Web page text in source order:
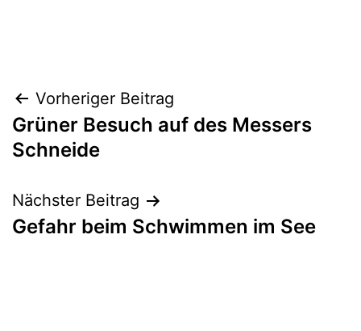
Beitragsnavigation
Vorheriger Beitrag
Grüner Besuch auf des Messers
Schneide
Nächster Beitrag
Gefahr beim Schwimmen im See